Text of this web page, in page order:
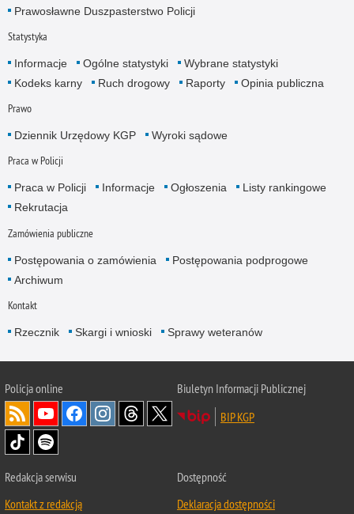
Prawosławne Duszpasterstwo Policji
Statystyka
Informacje Ogólne statystyki
Wybrane statystyki
Kodeks karny
Ruch drogowy Raporty Opinia publiczna
Prawo
Dziennik Urzędowy KGP Wyroki sądowe
Praca w Policji
Praca w Policji Informacje Ogłoszenia
Listy rankingowe
Rekrutacja
Zamówienia publiczne
Postępowania o zamówienia
Postępowania podprogowe
Archiwum
Kontakt
Rzecznik Skargi i wnioski Sprawy weteranów
Policjaonline
Biuletyn Informacji Publicznej
BIP KGP
Redakcja serwisu
Kontakt z redakcją
Dostępność
Deklaracja dostępności